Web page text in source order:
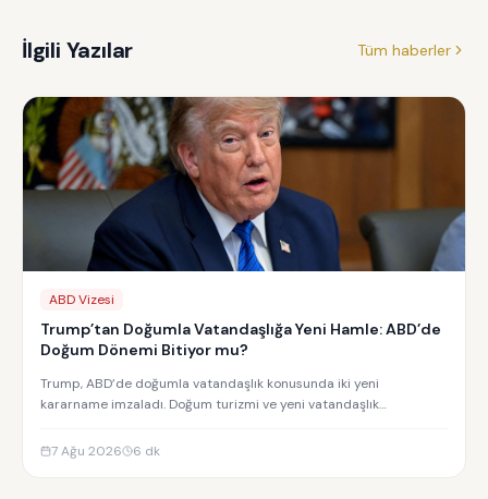
İlgili Yazılar Tüm haberler
ABD Vizesi
Trump’tan Doğumla Vatandaşlığa Yeni Hamle: ABD’de
Doğum Dönemi Bitiyor mu?
Trump, ABD’de doğumla vatandaşlık konusunda iki yeni
kararname imzaladı. Doğum turizmi ve yeni vatandaşlık
7 Ağu 2026
6 dk